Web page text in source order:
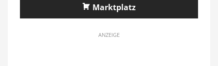
Marktplatz
ANZEIGE